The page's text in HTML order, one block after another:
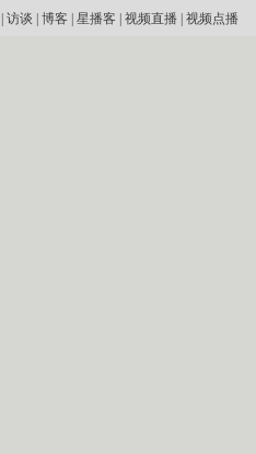
访谈 博客 星播客 视频直播| 视频点播